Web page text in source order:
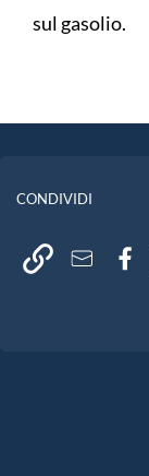
sul gasolio.
CONDIVIDI